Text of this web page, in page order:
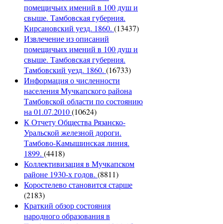
помещичьих имений в 100 душ и
свыше. Тамбовская губерния.
Кирсановский уезд. 1860. (13437)
Извлечение из описаний
помещичьих имений в 100 душ и
свыше. Тамбовская губерния.
Тамбовский уезд. 1860. (16733)
Информация о численности
населения Мучкапского района
Тамбовской области по состоянию
на 01.07.2010(10624)
К Отчету Общества Рязанско-
Уральской железной дороги.
Тамбово-Камышинская линия.
1899. (4418)
Коллективизация в Мучкапском
районе 1930-х годов. (8811)
Коростелево становится старше
(2183)
Краткий обзор состояния
народного образования в